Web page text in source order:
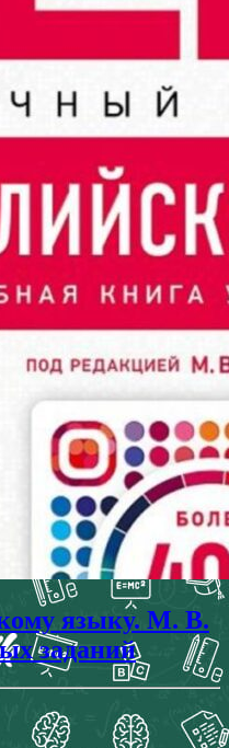
языку. М. В.
заданий